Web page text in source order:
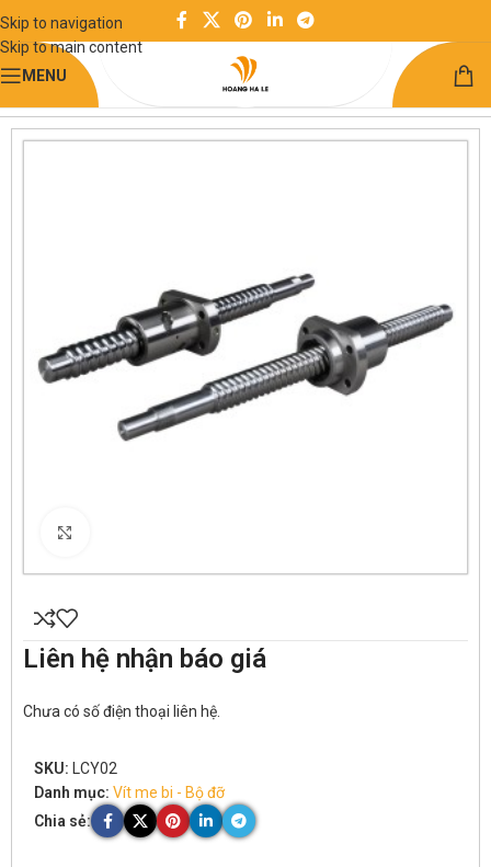
Skip to navigation
Skip to main content
MENU
Trang chủ
Chuyển động tuyến tính
Liên hệ nhận báo giá
Chưa có số điện thoại liên hệ.
SKU:
LCY02
Danh mục: Vít me bi - Bộ đỡ
Chia sẻ: